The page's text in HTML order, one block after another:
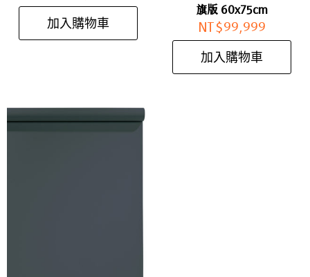
加入購物車
旗版 60x75cm
NT$99,999
加入購物車